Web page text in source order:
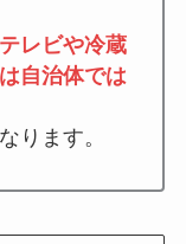
レビや冷蔵
自治体では
ります。